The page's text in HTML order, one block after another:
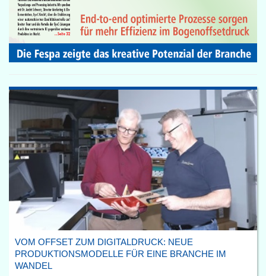
VOM OFFSET ZUM DIGITALDRUCK: NEUE
PRODUKTIONSMODELLE FÜR EINE BRANCHE IM
WANDEL